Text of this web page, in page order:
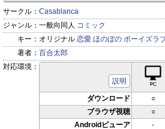
サークル： Casablanca
ジャンル： 一般向同人 コミック
キー： オリジナル 恋愛 ほのぼの ボーイズラ
著者： 百合太郎
対応環境：
説明
ダウンロード ○
ブラウザ視聴
○
Androidビューア
-